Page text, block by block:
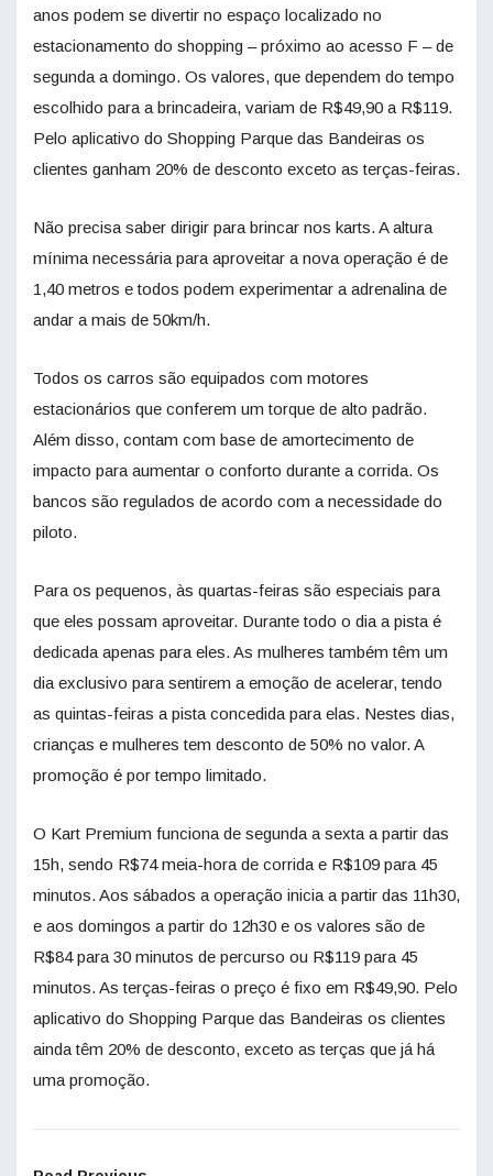
anos podem se divertir no espaço localizado no
estacionamento do shopping – próximo ao acesso F – de
segunda a domingo. Os valores, que dependem do tempo
escolhido para a brincadeira, variam de R$49,90 a R$119.
Pelo aplicativo do Shopping Parque das Bandeiras os
clientes ganham 20% de desconto exceto as terças-feiras.
Não precisa saber dirigir para brincar nos karts. A altura
mínima necessária para aproveitar a nova operação é de
1,40 metros e todos podem experimentar a adrenalina de
andar a mais de 50km/h.
Todos os carros são equipados com motores
estacionários que conferem um torque de alto padrão.
Além disso, contam com base de amortecimento de
impacto para aumentar o conforto durante a corrida. Os
bancos são regulados de acordo com a necessidade do
piloto.
Para os pequenos, às quartas-feiras são especiais para
que eles possam aproveitar. Durante todo o dia a pista é
dedicada apenas para eles. As mulheres também têm um
dia exclusivo para sentirem a emoção de acelerar, tendo
as quintas-feiras a pista concedida para elas. Nestes dias,
crianças e mulheres tem desconto de 50% no valor. A
promoção é por tempo limitado.
O Kart Premium funciona de segunda a sexta a partir das
15h, sendo R$74 meia-hora de corrida e R$109 para 45
minutos. Aos sábados a operação inicia a partir das 11h30,
e aos domingos a partir do 12h30 e os valores são de
R$84 para 30 minutos de percurso ou R$119 para 45
minutos. As terças-feiras o preço é fixo em R$49,90. Pelo
aplicativo do Shopping Parque das Bandeiras os clientes
ainda têm 20% de desconto, exceto as terças que já há
uma promoção.